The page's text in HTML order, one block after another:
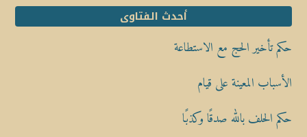
أحدث الفتاوى
حكم تأخير الحج مع الاستطاعة
الأسباب المعينة على قيام
حكم الحلف بالله صدقًا وكذبًا